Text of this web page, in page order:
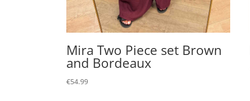
Mira Two Piece set Brown
and Bordeaux
€54.99